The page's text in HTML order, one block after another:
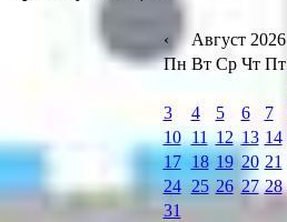
‹ Август 2026
Пн Вт Ср Чт Пт
3
4 5 6 7
10 11 12 13 14
17
18 19 20 21
24 25 26 27 28
31